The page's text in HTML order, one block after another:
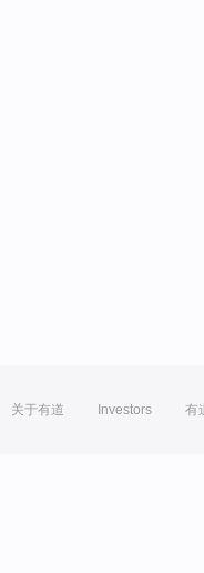
关于有道 Investors 有